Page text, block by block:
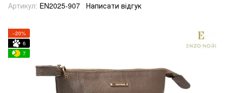
Артикул: EN2025-907 Написати відгук
−20%
6
7